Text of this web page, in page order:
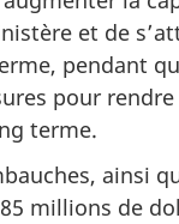
et de
pendant
pour
terme.
ainsi
millions de